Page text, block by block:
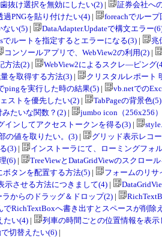
抜け選択を無効にしたい(2)| 証券会社へ
PNGを貼り付けたい(4)| foreachでルー
ない(5)| DataAdapter.Updateで構文エラー
でルートを指定するとエラーになる(3)| 兆
コンソールアプリで、WebView2の利用(2)|
方法(2)| WebView2によるスクレ―ピング
を取得する方法(3)| クリスタルレポート
pingを実行した時の結果(5)| vb.netでの
ストを優先したい(2)| TabPageの背景色(5)
みたいな関数？(2)| jumbo icon（256x256
インしてアクセストークンを得る(3)|
の値を取りたい。(3)| グリッド表示レコ
(3)| インストーラにて、ローミングフォ
(6)| TreeViewとDataGridViewのスクロー
ボタンを配置する方法(5)| フォームのリサ
示させる方法につきまして(4)|
からのドラッグ＆ドロップ(2)|
RichTextBoxへ書き出すとスペースが削除
たい(4)| 列車の時間ごとの位置情報を表示
切替えたい(6)|